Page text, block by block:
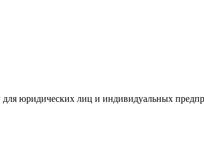
для юридических лиц и индивидуальных